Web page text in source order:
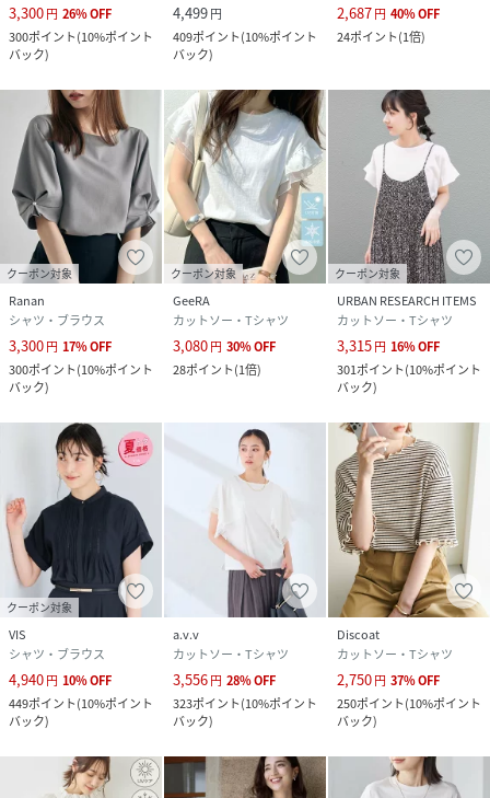
3,300円 26%OFF
300ポイント(10%ポイント
バック)
4,499円
409ポイント(10%ポイント
バック)
2,687円 40%OFF
24ポイント(1倍)
クーポン対象
Ranan
シャツ・ブラウス
3,300円 17%OFF
300ポイント(10%ポイント
バック)
クーポン対象
GeeRA
カットソー・Tシャツ
3,080円 30%OFF
28ポイント(1倍)
クーポン対象
URBAN RESEARCH ITEMS
カットソー・Tシャツ
3,315円 16%OFF
301ポイント(10%ポイント
バック)
クーポン対象
VIS
シャツ・ブラウス
4,940円 10%OFF
449ポイント(10%ポイント
バック)
a.v.v
カットソー・Tシャツ
3,556円 28%OFF
323ポイント(10%ポイント
バック)
Discoat
カットソー・Tシャツ
2,750円 37%OFF
250ポイント(10%ポイント
バック)